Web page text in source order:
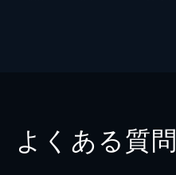
よくある質問